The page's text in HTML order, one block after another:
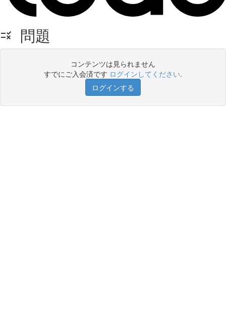
問題
コンテンツは見られません
すでにご入会済です ログインしてください.
ログインする